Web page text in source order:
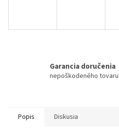
Garancia doručenia
nepoškodeného tovaru
Popis Diskusia